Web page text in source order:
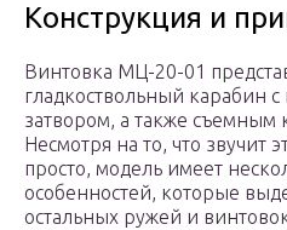
Конструкция и
Винтовка МЦ-20-01
гладкоствольный карабин
затвором, а также съемным
Несмотря на то, что звучит
просто, модель имеет
особенностей, которые
остальных ружей и